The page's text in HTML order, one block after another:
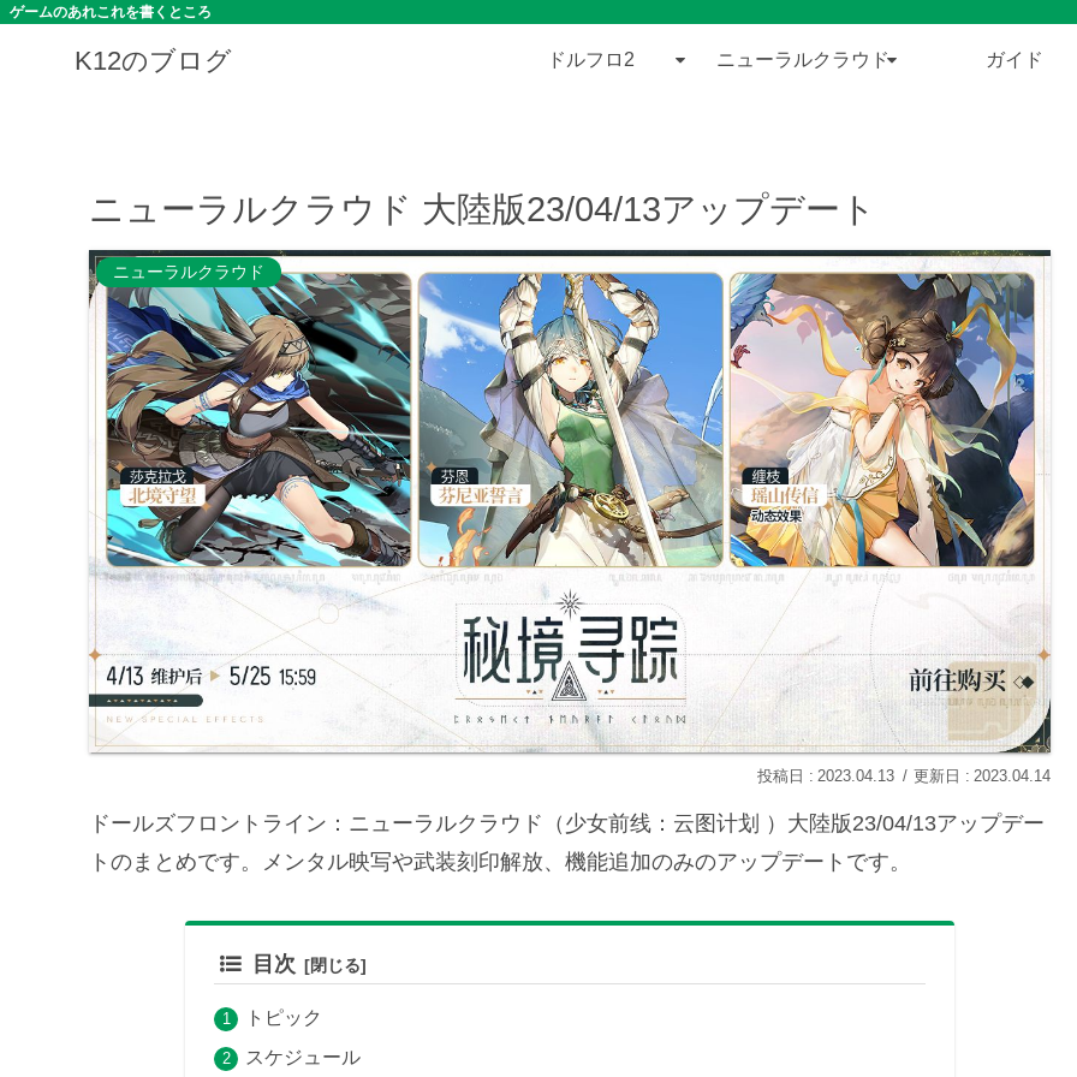
ゲームのあれこれを書くところ
K12のブログ ドルフロ2 ニューラルクラウド ガイド
ニューラルクラウド 大陸版23/04/13アップデート
ニューラルクラウド
2023.04.13 2023.04.14
ドールズフロントライン：ニューラルクラウド（少女前线：云图计划 ）大陸版23/04/13アップデー
トのまとめです。メンタル映写や武装刻印解放、機能追加のみのアップデートです。
目次
トピック
スケジュール